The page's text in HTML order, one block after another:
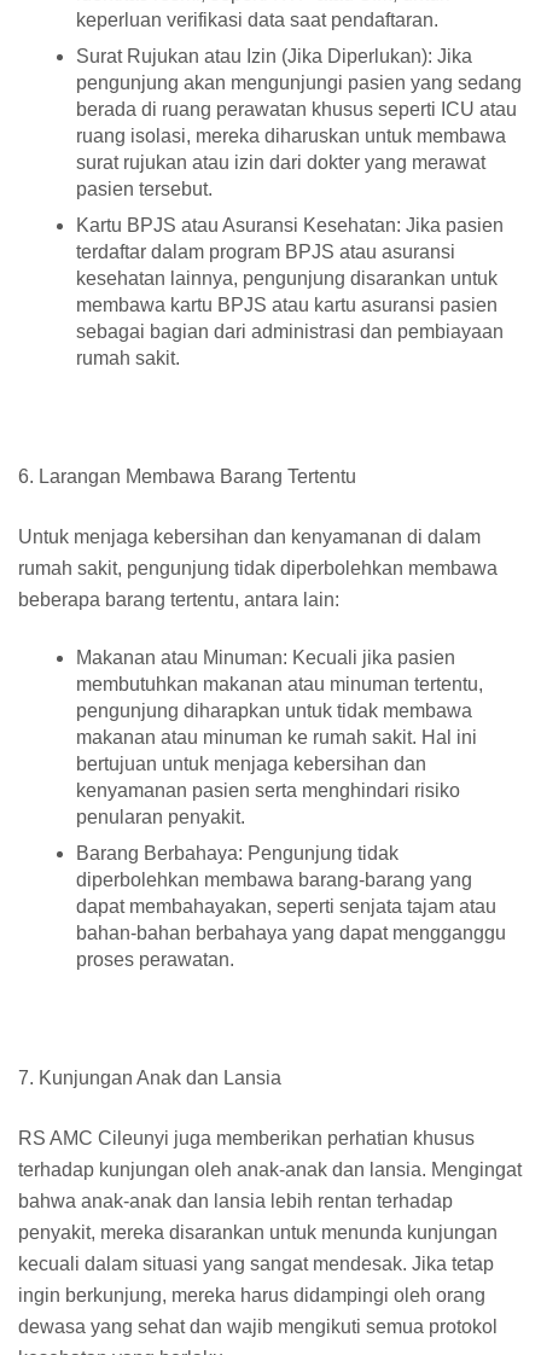
keperluan verifikasi data saat pendaftaran.
Surat Rujukan atau Izin (Jika Diperlukan): Jika
pengunjung akan mengunjungi pasien yang sedang
berada di ruang perawatan khusus seperti ICU atau
ruang isolasi, mereka diharuskan untuk membawa
surat rujukan atau izin dari dokter yang merawat
pasien tersebut.
Kartu BPJS atau Asuransi Kesehatan: Jika pasien
terdaftar dalam program BPJS atau asuransi
kesehatan lainnya, pengunjung disarankan untuk
membawa kartu BPJS atau kartu asuransi pasien
sebagai bagian dari administrasi dan pembiayaan
rumah sakit.
6. Larangan Membawa Barang Tertentu
Untuk menjaga kebersihan dan kenyamanan di dalam
rumah sakit, pengunjung tidak diperbolehkan membawa
beberapa barang tertentu, antara lain:
Makanan atau Minuman: Kecuali jika pasien
membutuhkan makanan atau minuman tertentu,
pengunjung diharapkan untuk tidak membawa
makanan atau minuman ke rumah sakit. Hal ini
bertujuan untuk menjaga kebersihan dan
kenyamanan pasien serta menghindari risiko
penularan penyakit.
Barang Berbahaya: Pengunjung tidak
diperbolehkan membawa barang-barang yang
dapat membahayakan, seperti senjata tajam atau
bahan-bahan berbahaya yang dapat mengganggu
proses perawatan.
7. Kunjungan Anak dan Lansia
RS AMC Cileunyi juga memberikan perhatian khusus
terhadap kunjungan oleh anak-anak dan lansia. Mengingat
bahwa anak-anak dan lansia lebih rentan terhadap
penyakit, mereka disarankan untuk menunda kunjungan
kecuali dalam situasi yang sangat mendesak. Jika tetap
ingin berkunjung, mereka harus didampingi oleh orang
dewasa yang sehat dan wajib mengikuti semua protokol